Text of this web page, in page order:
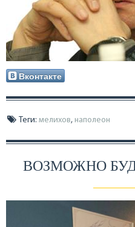
Вконтакте
Теги: мелихов, наполеон
ВОЗМОЖНО